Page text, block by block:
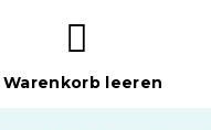
WARENKORB
Warenkorb leeren